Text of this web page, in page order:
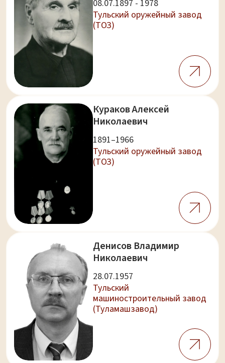
08.07.1897 - 1978
Тульский оружейный завод
(ТОЗ)
Кураков Алексей
Николаевич
1891–1966
Тульский оружейный завод
(ТОЗ)
Денисов Владимир
Николаевич
28.07.1957
Тульский
машиностроительный завод
(Туламашзавод)